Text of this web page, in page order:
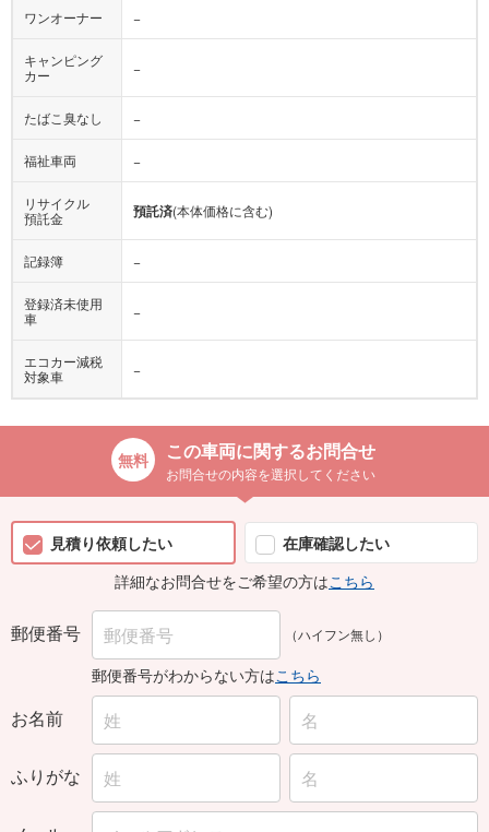
ワンオーナー −
キャンピング
カー
−
たばこ臭なし −
福祉車両 −
リサイクル
預託金
預託済(本体価格に含む)
記録簿 −
登録済未使用
車
−
エコカー減税
対象車
−
この車両に関するお問合せ
お問合せの内容を選択してください
見積り依頼したい
在庫確認したい
詳細なお問合せをご希望の方はこちら
郵便番号 （ハイフン無し）
郵便番号がわからない方はこちら
お名前
ふりがな